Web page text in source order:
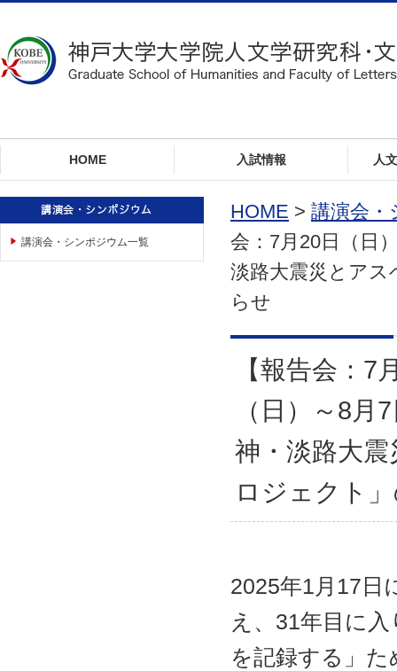
カ
ル
ー
ョ
へ
ジ
ャ
HOME 入試情報 人
講演会・シンポジウム一覧
HOME > 講演会・
会：7月20日（日
淡路大震災とア
らせ
【報告会：7
（日）～8
神・淡路大
ロジェクト
2025年1月17日
え、31年目に
を記録する」